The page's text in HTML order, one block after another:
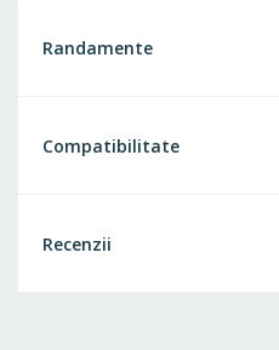
Randamente
Compatibilitate
Recenzii